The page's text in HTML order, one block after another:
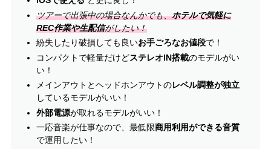
ツアーで出張中の場合なんかでも、ホテルで気軽に
REC作業や生配信がしたい！
紛失したり破損しても良いお手ごろなお値段で！
コンパクトで軽量だけどステレオIN搭載のモデルがい
い！
メインアウトとヘッドホンアウトのレベル調整が独立
しているモデルがいい！
外部電源が取れるモデルがいい！
一応音楽が仕事なので、最低限商用利用ができる音質
で運用したい！